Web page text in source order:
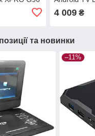
Android 11
X4 8K)
(X96 Air)
4 009₴
та новинки
–11%